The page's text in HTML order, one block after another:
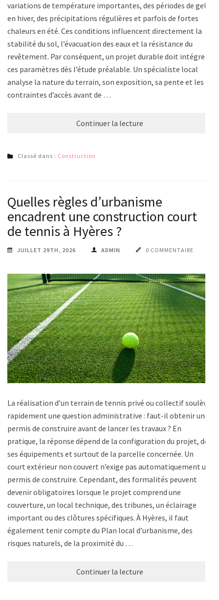
variations de température importantes, des périodes de gel
en hiver, des précipitations régulières et parfois de fortes
chaleurs en été. Ces conditions influencent directement la
stabilité du sol, l’évacuation des eaux et la résistance du
revêtement. Par conséquent, un projet durable doit intégrer
ces paramètres dès l’étude préalable. Un spécialiste local
analyse la nature du terrain, son exposition, sa pente et les
contraintes d’accès avant de …
Continuer la lecture
Classé dans : Construction
Quelles règles d’urbanisme
encadrent une construction court
de tennis à Hyères ?
JUILLET 29TH, 2026 ADMIN 0 COMMENTAIRE
La réalisation d’un terrain de tennis privé ou collectif soulève
rapidement une question administrative : faut-il obtenir un
permis de construire avant de lancer les travaux ? En
pratique, la réponse dépend de la configuration du projet, de
ses équipements et surtout de la parcelle concernée. Un
court extérieur non couvert n’exige pas automatiquement un
permis de construire. Cependant, des formalités peuvent
devenir obligatoires lorsque le projet comprend une
couverture, un local technique, des tribunes, un éclairage
important ou des clôtures spécifiques. À Hyères, il faut
également tenir compte du Plan local d’urbanisme, des
risques naturels, de la proximité du …
Continuer la lecture